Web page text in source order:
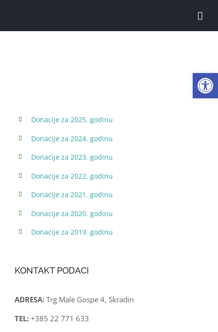
Donacije za 2025. godinu
Donacije za 2024. godinu
Donacije za 2023. godinu
Donacije za 2022. godinu
Donacije za 2021. godinu
Donacije za 2020. godinu
Donacije za 2019. godinu
KONTAKT PODACI
ADRESA: Trg Male Gospe 4, Skradin
TEL: +385 22 771 633